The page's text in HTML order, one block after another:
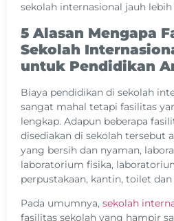
sekolah internasional jauh
5 Alasan Mengapa
Sekolah
untuk Pendidikan
Biaya pendidikan di sekolah
sangat mahal tetapi fasilitas
lengkap. Adapun beberapa
disediakan di sekolah tersebut
yang bersih dan nyaman,
laboratorium fisika,
perpustakaan, kantin, toilet dan
Pada umumnya, sekolah
fasilitas sekolah yang hampir